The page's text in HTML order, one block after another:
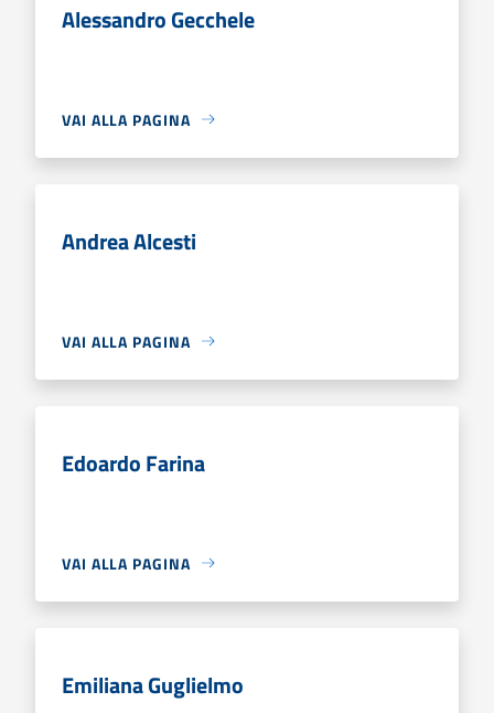
Alessandro Gecchele
VAI ALLA PAGINA
Andrea Alcesti
VAI ALLA PAGINA
Edoardo Farina
VAI ALLA PAGINA
Emiliana Guglielmo